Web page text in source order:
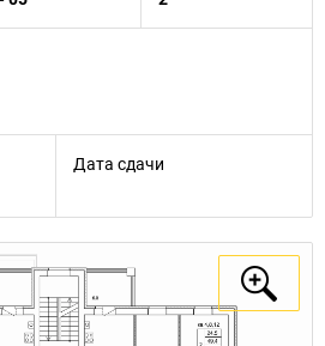
Дата сдачи